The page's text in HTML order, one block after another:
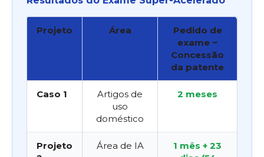
Projeto Área
Pedido de
exame ~
Concessão
da patente
Caso 1
Artigos de
uso
doméstico
2 meses
Projeto
Área de IA
1 mês + 23